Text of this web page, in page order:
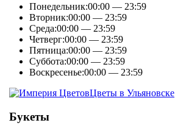
Понедельник:00:00 — 23:59
Вторник:00:00 — 23:59
Среда:00:00 — 23:59
Четверг:00:00 — 23:59
Пятница:00:00 — 23:59
Суббота:00:00 — 23:59
Воскресенье:00:00 — 23:59
Цветы в Ульяновске
Букеты